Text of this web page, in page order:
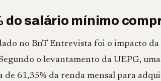
do salário mínimo
no BnT Entrevista foi o impacto da
o levantamento da UEPG,
de 61,35% da renda mensal para